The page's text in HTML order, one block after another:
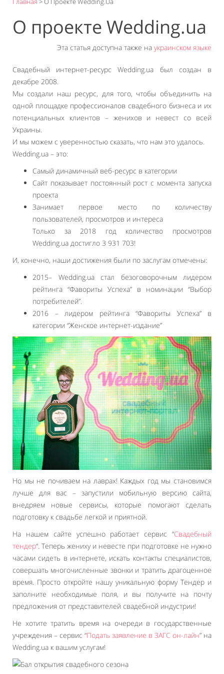
О проекте Wedding.ua
Эта статья доступна также на украинском языке
Свадебный интернет-ресурс Wedding.ua был создан в
декабре 2008.
Мы создали наш ресурс, для того, чтобы объединить на
одной площадке профессионалов свадебного бизнеса и их
потенциальных клиентов – женихов и невест со всей
Украины.
И мы можем с уверенностью сказать, что нам это удалось.
Wedding.ua – это:
Самый динамичный веб-ресурс в категории
Сайт показывает постоянный рост с момента запуска
проекта
Занимает первое место по количеству
пользователей, просмотров и интереса
Только за 2018 год количество просмотров
Wedding.ua достигло 3 931 703!
И, конечно, наши достижения были по заслугам отмечены:
2015– Wedding.ua стал безоговорочным лидером
рейтинга “Фавориты Успеха” в номинации “Выбор
потребителей”.
2016 – лидером рейтинга “Фавориты Успеха” в
категории “Женское интернет-издание”
Но мы не почиваем на лаврах! Каждых год мы становимся
лучше для вас – запустили мобильную версию сайта,
внедряем новые сервисы, которые помогают сделать
подготовку к свадьбе легкой и приятной.
На нашем сайте успешно работает сервис “Свадебный
тендер“. Теперь жениху и невесте при подготовке не нужно
часами сидеть в интернете, искать контакты специалистов,
совершать многочисленные звонки и тратить драгоценное
время. Просто откройте нашу уникальную форму Тендер и
заполните необходимые поля, и вы получите на почту
предложения от представителей свадебной индустрии!
Не хотите тратить время на очереди в государственные
учреждения – сервис “Подать заявление в ЗАГС он-лайн” на
Wedding.ua к вашим услугам!